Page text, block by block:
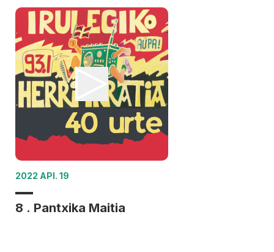
2022 API. 19
8 . Pantxika Maitia